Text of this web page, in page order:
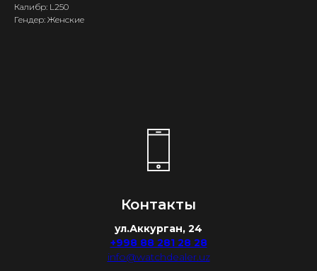
Калибр: L250
Гендер: Женские
Контакты
ул.Аккурган, 24
+998 88 281 28 28
info@watchdealer.uz